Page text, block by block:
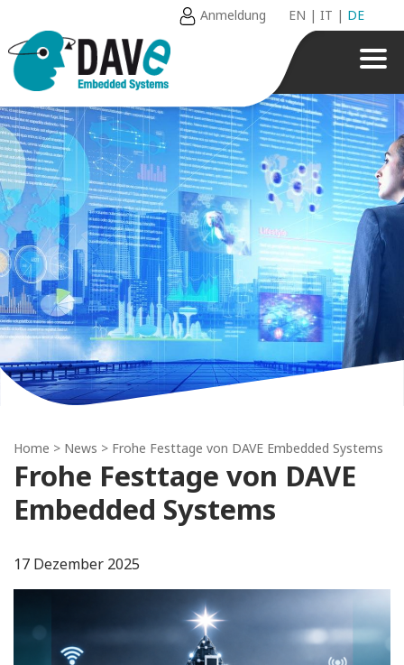
Anmeldung EN |IT | DE
Home > News > Frohe Festtage von DAVE Embedded Systems
Frohe Festtage von DAVE
Embedded Systems
17 Dezember 2025